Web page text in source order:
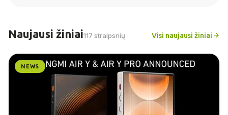
Naujausi žiniai117 straipsnių Visi naujausi žiniai
NEWS